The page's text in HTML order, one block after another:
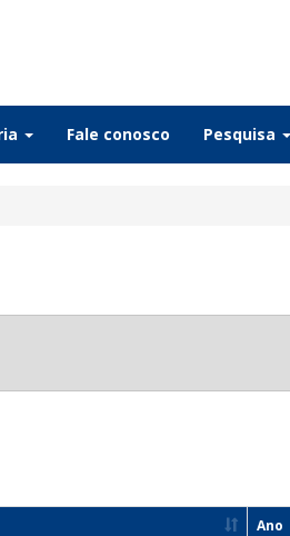
Fale conosco Pesquisa
Ano